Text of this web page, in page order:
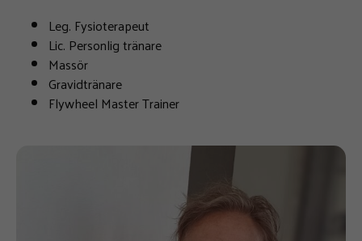
Leg. Fysioterapeut
Lic. Personlig tränare
Massör
Gravidtränare
Flywheel Master Trainer